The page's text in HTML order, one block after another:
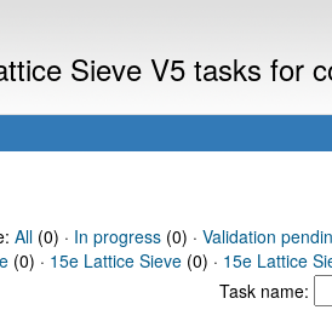
Sieve V5 tasks for
All(0) · In progress(0) · Validation
(0) · 15e Lattice Sieve (0) · 15e Lattice
Task name: